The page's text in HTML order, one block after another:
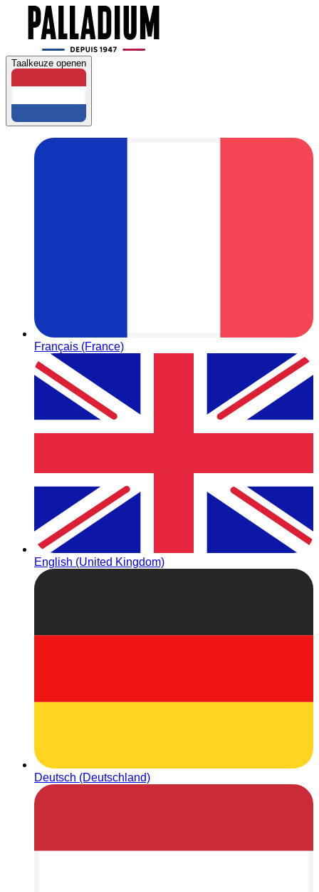
Taalkeuze openen
Français (France)
English (United Kingdom)
Deutsch (Deutschland)